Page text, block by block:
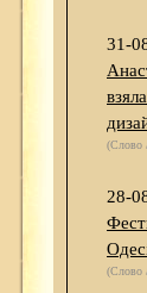
31-
(Слово
28-
(Слово